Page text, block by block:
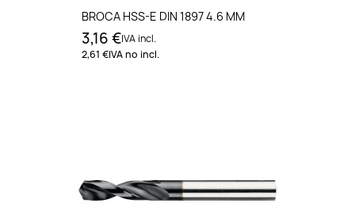
BROCA HSS-E DIN 1897 4.6 MM
3,16 €IVA incl.
2,61 €IVA no incl.